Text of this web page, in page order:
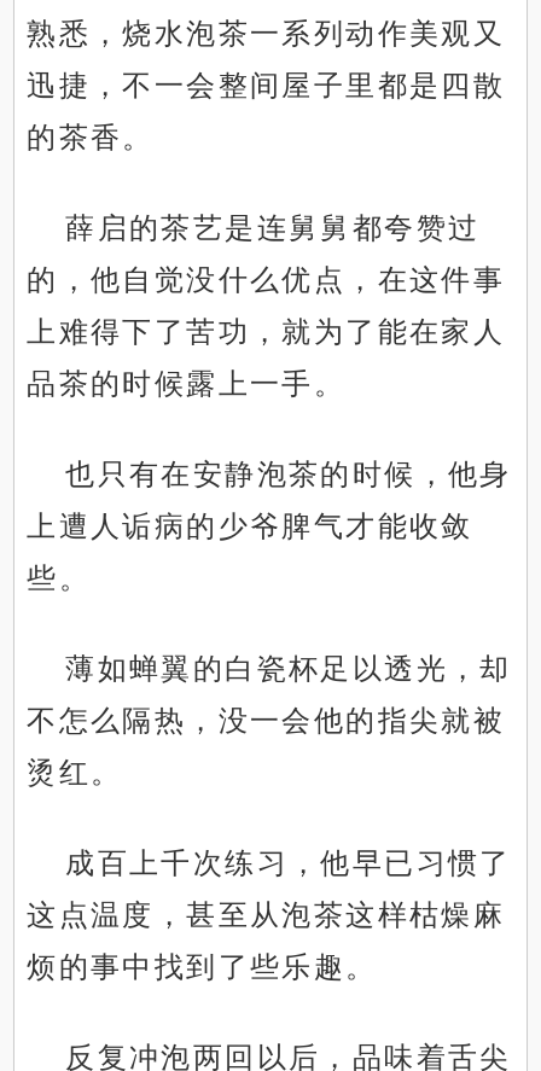
熟悉，烧水泡茶一系列动作美观又
迅捷，不一会整间屋子里都是四散
的茶香。
薛启的茶艺是连舅舅都夸赞过
的，他自觉没什么优点，在这件事
上难得下了苦功，就为了能在家人
品茶的时候露上一手。
也只有在安静泡茶的时候，他身
上遭人诟病的少爷脾气才能收敛
些。
薄如蝉翼的白瓷杯足以透光，却
不怎么隔热，没一会他的指尖就被
烫红。
成百上千次练习，他早已习惯了
这点温度，甚至从泡茶这样枯燥麻
烦的事中找到了些乐趣。
反复冲泡两回以后，品味着舌尖